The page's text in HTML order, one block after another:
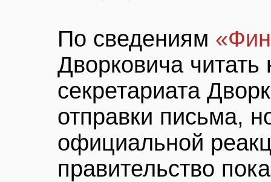
По сведениям
Дворковича читать
секретариата
отправки письма,
официальной
правительство